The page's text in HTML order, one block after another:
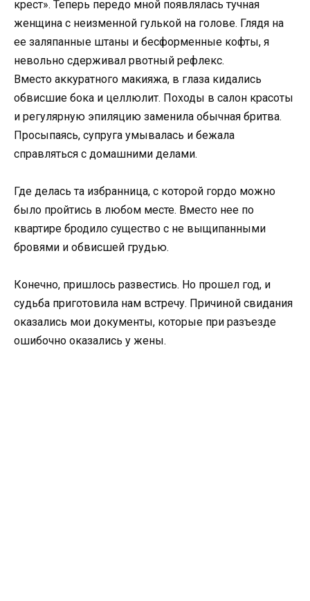
крест». Теперь передо мной появлялась тучная
женщина с неизменной гулькой на голове. Глядя на
ее заляпанные штаны и бесформенные кофты, я
невольно сдерживал рвотный рефлекс.
Вместо аккуратного макияжа, в глаза кидались
обвисшие бока и целлюлит. Походы в салон красоты
и регулярную эпиляцию заменила обычная бритва.
Просыпаясь, супруга умывалась и бежала
справляться с домашними делами.
Где делась та избранница, с которой гордо можно
было пройтись в любом месте. Вместо нее по
квартире бродило существо с не выщипанными
бровями и обвисшей грудью.
Конечно, пришлось развестись. Но прошел год, и
судьба приготовила нам встречу. Причиной свидания
оказались мои документы, которые при разъезде
ошибочно оказались у жены.